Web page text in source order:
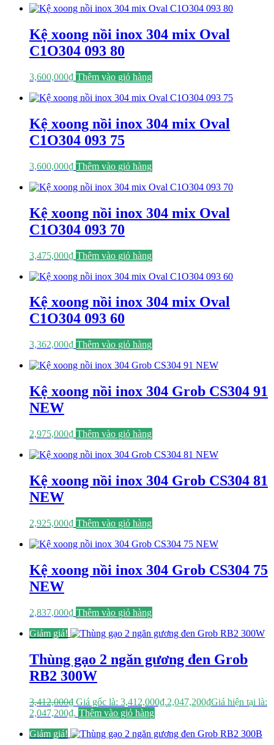
Kệ xoong nồi inox 304 mix Oval
C1O304 093 80
3,600,000₫ Thêm vào giỏ hàng
Kệ xoong nồi inox 304 mix Oval
C1O304 093 75
3,600,000₫ Thêm vào giỏ hàng
Kệ xoong nồi inox 304 mix Oval
C1O304 093 70
3,475,000₫ Thêm vào giỏ hàng
Kệ xoong nồi inox 304 mix Oval
C1O304 093 60
3,362,000₫ Thêm vào giỏ hàng
Kệ xoong nồi inox 304 Grob CS304 91
NEW
2,975,000₫ Thêm vào giỏ hàng
Kệ xoong nồi inox 304 Grob CS304 81
NEW
2,925,000₫ Thêm vào giỏ hàng
Kệ xoong nồi inox 304 Grob CS304 75
NEW
2,837,000₫ Thêm vào giỏ hàng
Giảm giá!
Thùng gạo 2 ngăn gương đen Grob
RB2 300W
3,412,000₫ Giá gốc là: 3,412,000₫.2,047,200₫Giá hiện tại là:
2,047,200₫. Thêm vào giỏ hàng
Giảm giá!